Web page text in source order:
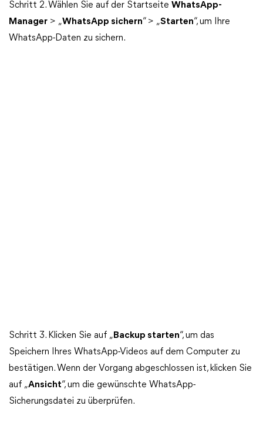
Schritt 2. Wählen Sie auf der Startseite WhatsApp-
Manager > „WhatsApp sichern“ > „Starten“, um Ihre
WhatsApp-Daten zu sichern.
Schritt 3. Klicken Sie auf „ Backup starten“, um das
Speichern Ihres WhatsApp-Videos auf dem Computer zu
bestätigen. Wenn der Vorgang abgeschlossen ist, klicken Sie
auf „Ansicht“, um die gewünschte WhatsApp-
Sicherungsdatei zu überprüfen.